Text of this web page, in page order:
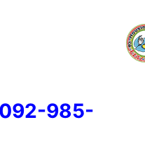
092-985-